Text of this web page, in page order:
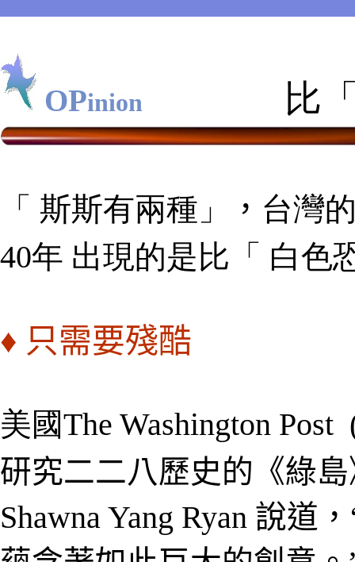
OPinion 比
「 斯斯有兩種」 ， 台灣
40年 出現的是 比 「 白色
♦ 只需要殘酷
美國The Washington Post
研究二二八歷史的《綠島
Shawna Yang Ryan 說道